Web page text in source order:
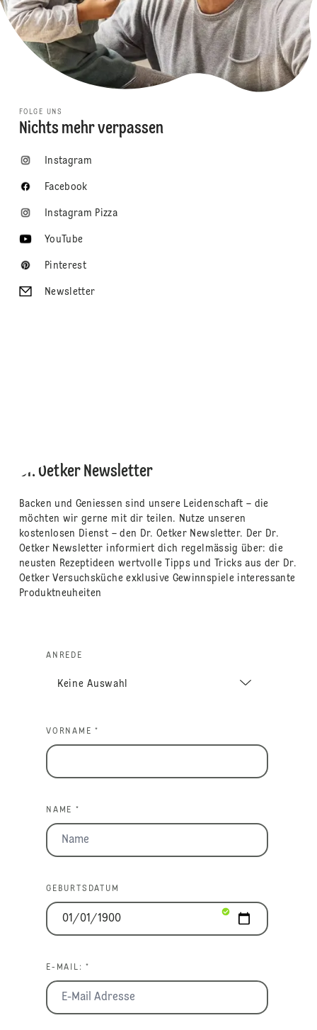
FOLGE UNS
Nichts mehr verpassen
Instagram
Facebook
Instagram Pizza
YouTube
Pinterest
Newsletter
Dr. Oetker Newsletter
Backen und Geniessen sind unsere Leidenschaft – die
möchten wir gerne mit dir teilen. Nutze unseren
kostenlosen Dienst – den Dr. Oetker Newsletter. Der Dr.
Oetker Newsletter informiert dich regelmässig über: die
neusten Rezeptideen wertvolle Tipps und Tricks aus der Dr.
Oetker Versuchsküche exklusive Gewinnspiele interessante
Produktneuheiten
ANREDE
VORNAME *
NAME *
GEBURTSDATUM
E-MAIL: *